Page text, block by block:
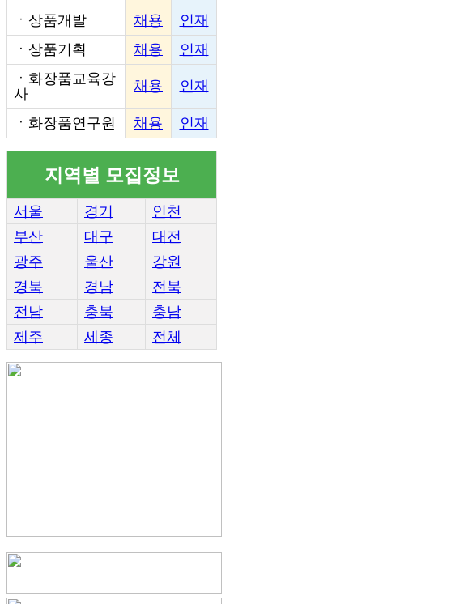
ㆍ 상품개발 채용
인재
ㆍ 상품기획 채용
인재
ㆍ 화장품교육강
사
채용 인재
ㆍ 화장품연구원 채용 인재
지역별 모집정보
서울 경기
인천
부산
대구
대전
광주
울산
강원
경북
경남
전북
전남
충북
충남
제주
세종 전체